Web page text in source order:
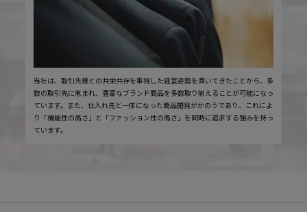
当社は、取引先様との共栄共存を重視した経営姿勢を貫いてきたことから、多
数の取引先に恵まれ、豊富なブランド商品を多数取り揃えることが可能になっ
ています。また、仕入れ先と一体になった商品開発がかのうであり、これによ
り「機能性の高さ」と「ファッション性の高さ」を同時に追求する強みを持っ
ています。